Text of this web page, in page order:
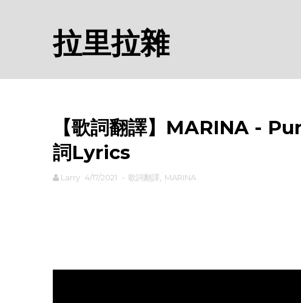
拉里拉雜
【歌詞翻譯】MARINA -
詞Lyrics
Larry 4/17/2021 - 歌詞翻譯 MARINA